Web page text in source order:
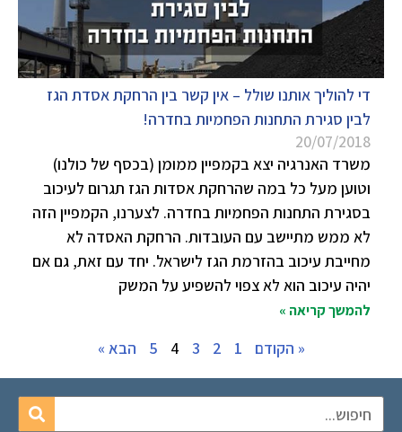
די להוליך אותנו שולל – אין קשר בין הרחקת אסדת הגז
לבין סגירת התחנות הפחמיות בחדרה!
20/07/2018
משרד האנרגיה יצא בקמפיין ממומן (בכסף של כולנו)
וטוען מעל כל במה שהרחקת אסדות הגז תגרום לעיכוב
בסגירת התחנות הפחמיות בחדרה. לצערנו, הקמפיין הזה
לא ממש מתיישב עם העובדות. הרחקת האסדה לא
מחייבת עיכוב בהזרמת הגז לישראל. יחד עם זאת, גם אם
יהיה עיכוב הוא לא צפוי להשפיע על המשק
להמשך קריאה »
« הקודם 1
2
3
4
5 הבא »